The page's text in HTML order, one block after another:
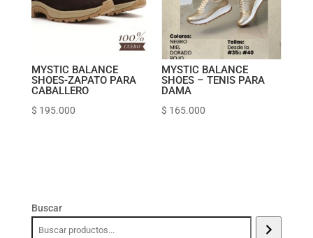
MYSTIC BALANCE
SHOES-ZAPATO PARA
CABALLERO
$ 195.000
MYSTIC BALANCE
SHOES – TENIS PARA
DAMA
$ 165.000
Buscar